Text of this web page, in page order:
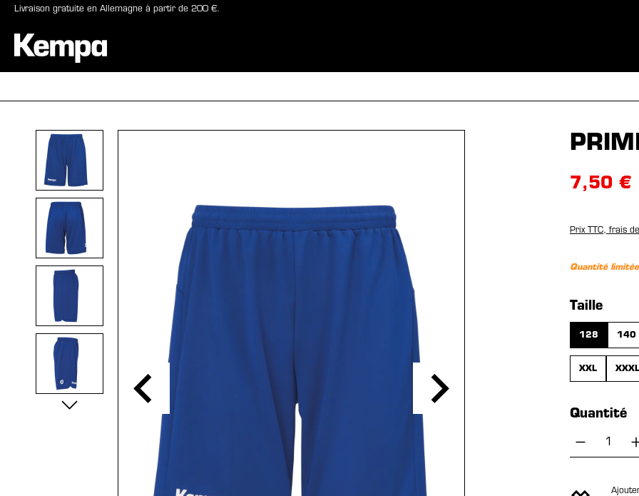
Passer à la navigation principale
Livraison gratuite en Allemagne à partir de 200 €.
Ignorer la galerie d'images
7,50 €
Prix TTC, frais
Quantité limitée
Taille
128 140
XXL XXXL
Quantité